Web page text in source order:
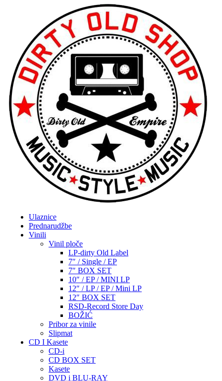
Ulaznice
Prednarudžbe
Vinili
Vinil ploče
LP-dirty Old Label
7″ / Single / EP
7″ BOX SET
10″ / EP / MINI LP
12″ / LP / EP / Mini LP
12″ BOX SET
RSD-Record Store Day
BOŽIĆ
Pribor za vinile
Slipmat
CD I Kasete
CD-i
CD BOX SET
Kasete
DVD i BLU-RAY